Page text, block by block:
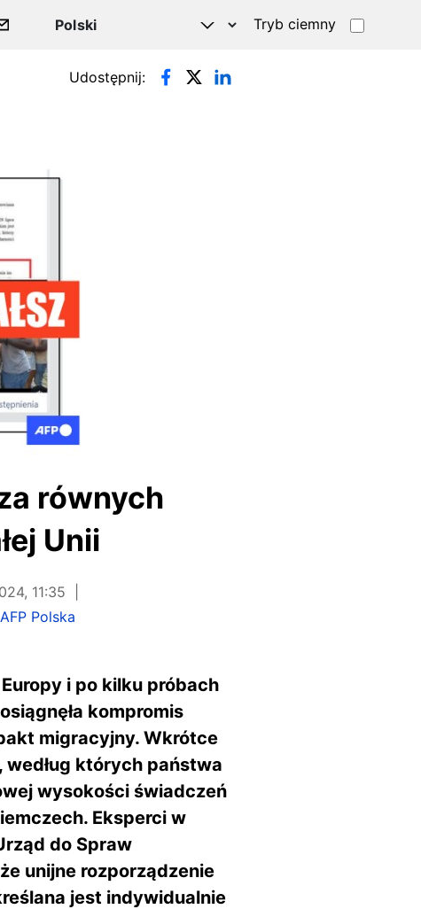
Tryb ciemny
Udostępnij:
równych
Unii
11:35
AFP Polska
i po kilku próbach
kompromis
migracyjny. Wkrótce
których państwa
wysokości świadczeń
Eksperci w
do Spraw
unijne rozporządzenie
jest indywidualnie